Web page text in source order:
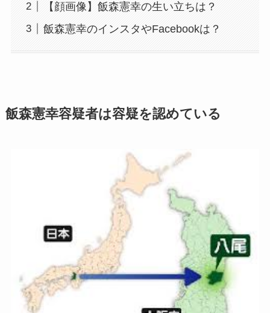
【顔画像】飯森憲幸の生い立ちは？
飯森憲幸のインスタやFacebookは？
飯森憲幸容疑者は容疑を認めている